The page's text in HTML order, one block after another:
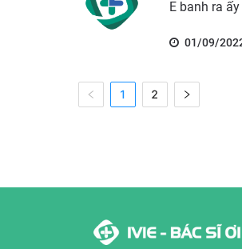
E banh ra
01/09/
1 2